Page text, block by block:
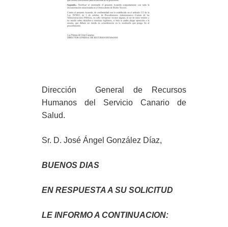
Dirección General de Recursos
Humanos del Servicio Canario de
Salud.
Sr. D. José Ángel González Díaz,
BUENOS DIAS
EN RESPUESTA A SU SOLICITUD
LE INFORMO A CONTINUACION: